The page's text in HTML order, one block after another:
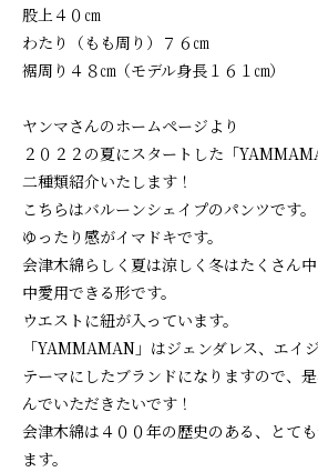
股上４０㎝
わたり（もも周り）７６㎝
裾周り４８㎝（モデル身長１６１㎝）
ヤンマさんのホームページより
２０２２の夏にスタートした「
二種類紹介いたします！
こちらはバルーンシェイプのパンツです。
ゆったり感がイマドキです。
会津木綿らしく夏は涼しく冬はたくさん
中愛用できる形です。
ウエストに紐が入っています。
「YAMMAMAN」はジェンダレス、エイ
テーマにしたブランドになりますので、
んでいただきたいです！
会津木綿は４００年の歴史のある、とて
ます。